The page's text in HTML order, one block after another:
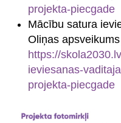
projekta-piecgade
Mācību satura
Oliņas
https://
ieviesanas-
projekta-piecgade